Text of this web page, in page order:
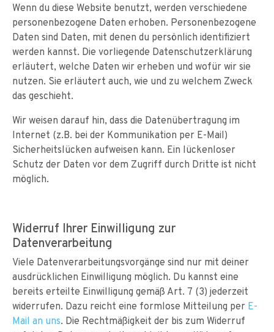
Wenn du diese Website benutzt, werden verschiedene
personenbezogene Daten erhoben. Personenbezogene
Daten sind Daten, mit denen du persönlich identifiziert
werden kannst. Die vorliegende Datenschutzerklärung
erläutert, welche Daten wir erheben und wofür wir sie
nutzen. Sie erläutert auch, wie und zu welchem Zweck
das geschieht.
Wir weisen darauf hin, dass die Datenübertragung im
Internet (z.B. bei der Kommunikation per E-Mail)
Sicherheitslücken aufweisen kann. Ein lückenloser
Schutz der Daten vor dem Zugriff durch Dritte ist nicht
möglich.
Widerruf Ihrer Einwilligung zur
Datenverarbeitung
Viele Datenverarbeitungsvorgänge sind nur mit deiner
ausdrücklichen Einwilligung möglich. Du kannst eine
bereits erteilte Einwilligung gemäß Art. 7 (3) jederzeit
widerrufen. Dazu reicht eine formlose Mitteilung per E-
Mail an uns. Die Rechtmäßigkeit der bis zum Widerruf